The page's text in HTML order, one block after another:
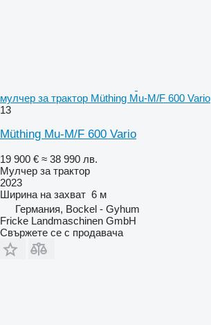
мулчер за трактор Müthing Mu-M/F 600 Vario
13
Müthing Mu-M/F 600 Vario
19 900 € ≈ 38 990 лв.
Мулчер за трактор
2023
Ширина на захват 6 м
Германия, Bockel - Gyhum
Fricke Landmaschinen GmbH
Свържете се с продавача